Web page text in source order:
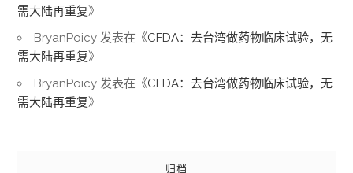
需大陆再重复》
BryanPoicy 发表在《CFDA：去台湾做药物临床试验，无
需大陆再重复》
BryanPoicy 发表在《CFDA：去台湾做药物临床试验，无
需大陆再重复》
归档